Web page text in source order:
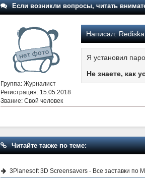
Если возникли вопросы, читать
Группа: Журналист
Регистрация: 15.05.2018
Звание: Свой человек
Написал:Rediska
Я установил
Не знаете, как
Читайте также по теме:
3Planesoft 3D Screensavers - Все заставки по